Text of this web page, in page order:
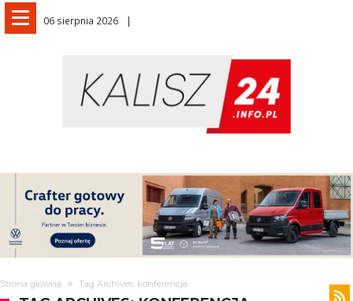
06 sierpnia 2026
Strona główna Tag Archives: konferencja